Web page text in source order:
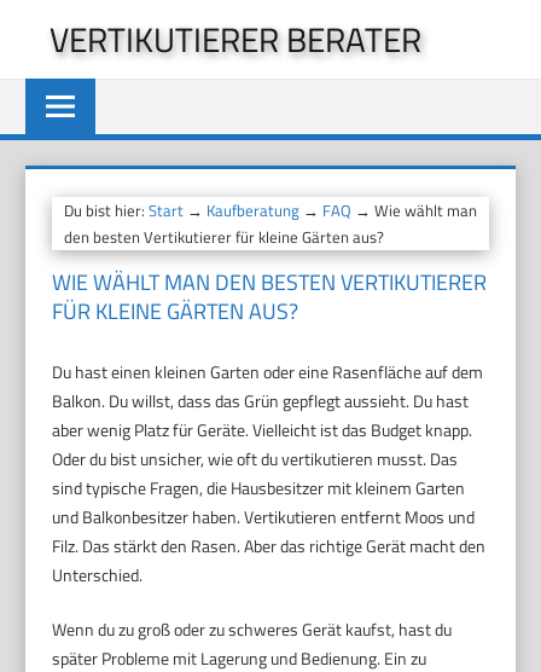
springen
VERTIKUTIERER BERATER
Du bist hier:Start → Kaufberatung → FAQ → Wie wählt man
den besten Vertikutierer für kleine Gärten aus?
WIE WÄHLT MAN DEN BESTEN VERTIKUTIERER
FÜR KLEINE GÄRTEN AUS?
Du hast einen kleinen Garten oder eine Rasenfläche auf dem
Balkon. Du willst, dass das Grün gepflegt aussieht. Du hast
aber wenig Platz für Geräte. Vielleicht ist das Budget knapp.
Oder du bist unsicher, wie oft du vertikutieren musst. Das
sind typische Fragen, die Hausbesitzer mit kleinem Garten
und Balkonbesitzer haben. Vertikutieren entfernt Moos und
Filz. Das stärkt den Rasen. Aber das richtige Gerät macht den
Unterschied.
Wenn du zu groß oder zu schweres Gerät kaufst, hast du
später Probleme mit Lagerung und Bedienung. Ein zu